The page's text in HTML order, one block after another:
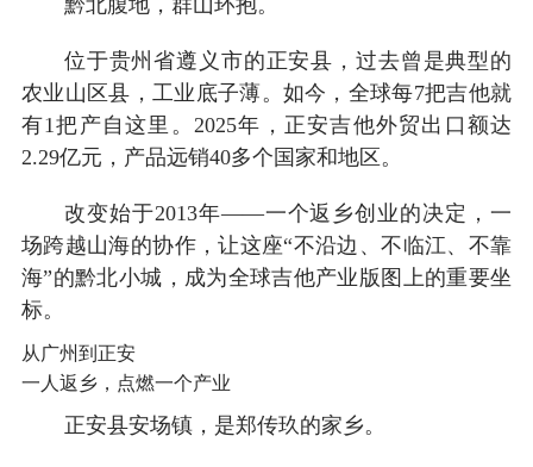
位于贵州省遵义市的正安县，过去曾是典型的
农业山区县，工业底子薄。如今，全球每7把吉他就
有1把产自这里。2025年，正安吉他外贸出口额达
2.29亿元，产品远销40多个国家和地区。
改变始于2013年——一个返乡创业的决定，一
场跨越山海的协作，让这座“不沿边、不临江、不靠
海”的黔北小城，成为全球吉他产业版图上的重要坐
标。
从广州到正安
一人返乡，点燃一个产业
正安县安场镇，是郑传玖的家乡。